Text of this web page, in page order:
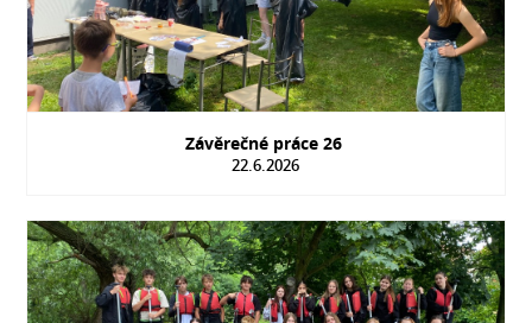
Závěrečné práce 26
22.6.2026